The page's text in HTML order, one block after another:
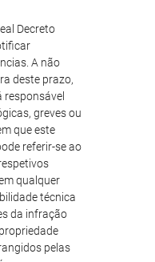
Decreto
A não
deste prazo,
responsável
greves ou
que este
referir-se ao
qualquer
técnica
da infração
pelas